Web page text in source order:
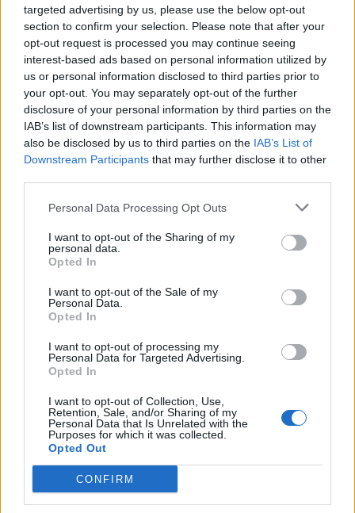
targeted advertising by us, please use the below opt-out
section to confirm your selection. Please note that after your
opt-out request is processed you may continue seeing
interest-based ads based on personal information utilized by
us or personal information disclosed to third parties prior to
your opt-out. You may separately opt-out of the further
disclosure of your personal information by third parties on the
IAB’s list of downstream participants. This information may
also be disclosed by us to third parties on the IAB’s List of
Downstream Participants that may further disclose it to other
Personal Data Processing Opt Outs
I want to opt-out of the Sharing of my
personal data.
Opted In
I want to opt-out of the Sale of my
Personal Data.
Opted In
I want to opt-out of processing my
Personal Data for Targeted Advertising.
Opted In
I want to opt-out of Collection, Use,
Retention, Sale, and/or Sharing of my
Personal Data that Is Unrelated with the
Purposes for which it was collected.
Opted Out
CONFIRM
News Santé
https://news-sante.fr
ARTICLES CONNEXES PLUS DE L'AUTEUR
Santé
essentiels des
Santé
attention à la pénurie de
Santé
révolutionnaire pour
Populaires
Médicament retiré en urgence pour risques graves et données falsifiées
Ce cancer mortel explose chez les personnes nées après 1980 : le
symptôme à repérer
Je suis cardiologue et voici le seul chocolat que je valide : c’est le
meilleur pour le cœur